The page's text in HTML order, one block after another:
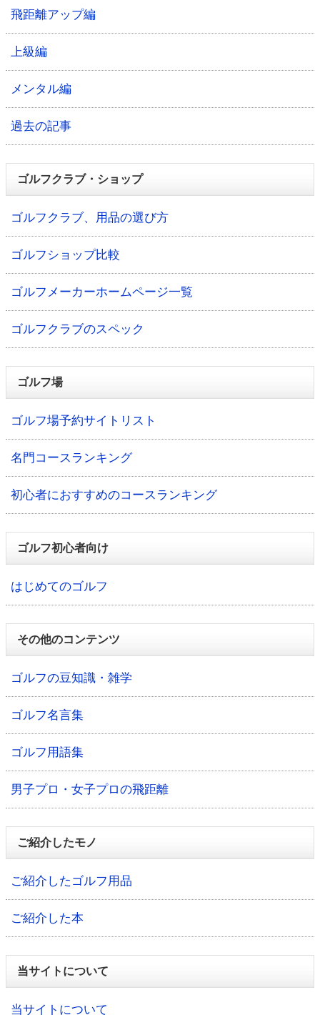
飛距離アップ編
上級編
メンタル編
過去の記事
ゴルフクラブ・ショップ
ゴルフクラブ、用品の選び方
ゴルフショップ比較
ゴルフメーカーホームページ一覧
ゴルフクラブのスペック
ゴルフ場
ゴルフ場予約サイトリスト
名門コースランキング
初心者におすすめのコースランキング
ゴルフ初心者向け
はじめてのゴルフ
その他のコンテンツ
ゴルフの豆知識・雑学
ゴルフ名言集
ゴルフ用語集
男子プロ・女子プロの飛距離
ご紹介したモノ
ご紹介したゴルフ用品
ご紹介した本
当サイトについて
当サイトについて